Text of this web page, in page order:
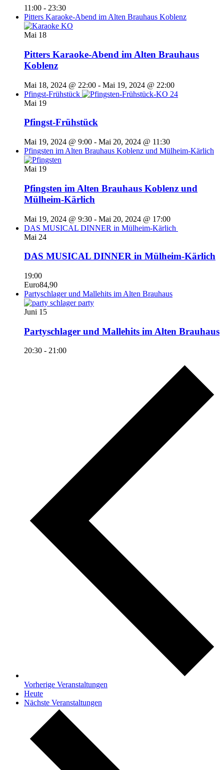
11:00 - 23:30
Pitters Karaoke-Abend im Alten Brauhaus Koblenz
Mai 18
Pitters Karaoke-Abend im Alten Brauhaus
Koblenz
Mai 18, 2024 @ 22:00 - Mai 19, 2024 @ 22:00
Pfingst-Frühstück
Mai 19
Pfingst-Frühstück
Mai 19, 2024 @ 9:00 - Mai 20, 2024 @ 11:30
Pfingsten im Alten Brauhaus Koblenz und Mülheim-Kärlich
Mai 19
Pfingsten im Alten Brauhaus Koblenz und
Mülheim-Kärlich
Mai 19, 2024 @ 9:30 - Mai 20, 2024 @ 17:00
DAS MUSICAL DINNER in Mülheim-Kärlich
Mai 24
DAS MUSICAL DINNER in Mülheim-Kärlich
19:00
Euro84,90
Partyschlager und Mallehits im Alten Brauhaus
Juni 15
Partyschlager und Mallehits im Alten Brauhaus
20:30 - 21:00
Vorherige Veranstaltungen
Heute
Nächste Veranstaltungen